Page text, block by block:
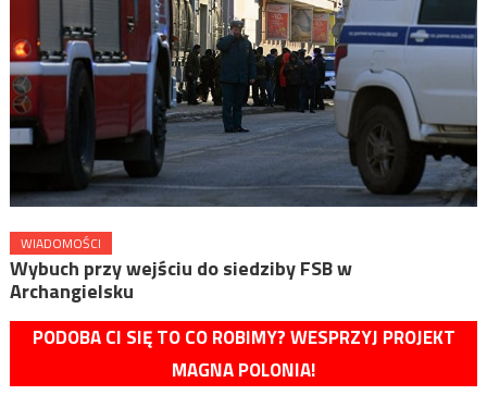
WIADOMOŚCI
Wybuch przy wejściu do siedziby FSB w
Archangielsku
PODOBA CI SIĘ TO CO ROBIMY? WESPRZYJ PROJEKT
MAGNA POLONIA!